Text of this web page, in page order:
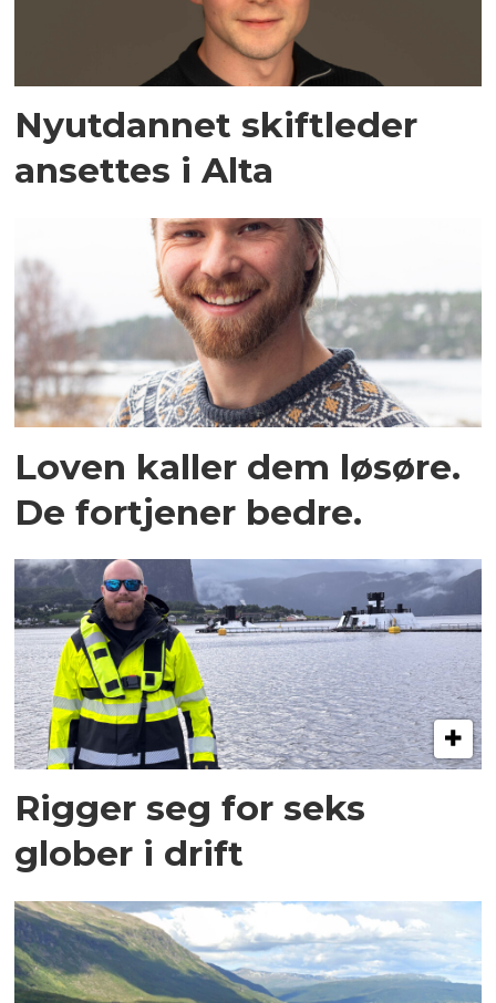
Nyutdannet skiftleder
ansettes i Alta
Loven kaller dem løsøre.
De fortjener bedre.
Rigger seg for seks
glober i drift